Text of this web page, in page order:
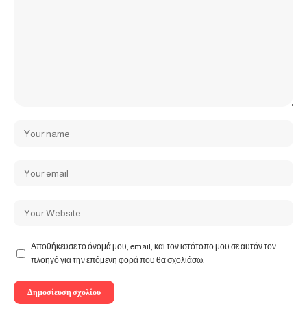
Αποθήκευσε το όνομά μου, email, και τον ιστότοπο μου σε αυτόν τον
πλοηγό για την επόμενη φορά που θα σχολιάσω.